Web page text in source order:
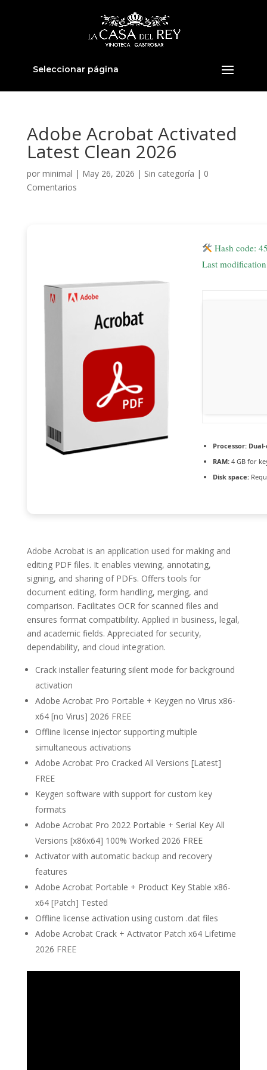
Seleccionar página
Adobe Acrobat Activated
Latest Clean 2026
por minimal | May 26, 2026 | Sin categoría | 0
Comentarios
Hash code:
Last
Processor:Dual-
RAM:4 GB for
Disk space:
Adobe Acrobat is an application used for making and
editing PDF files. It enables viewing, annotating,
signing, and sharing of PDFs. Offers tools for
document editing, form handling, merging, and
comparison. Facilitates OCR for scanned files and
ensures format compatibility. Applied in business, legal,
and academic fields. Appreciated for security,
dependability, and cloud integration.
Crack installer featuring silent mode for background
activation
Adobe Acrobat Pro Portable + Keygen no Virus x86-
x64 [no Virus] 2026 FREE
Offline license injector supporting multiple
simultaneous activations
Adobe Acrobat Pro Cracked All Versions [Latest]
FREE
Keygen software with support for custom key
formats
Adobe Acrobat Pro 2022 Portable + Serial Key All
Versions [x86x64] 100% Worked 2026 FREE
Activator with automatic backup and recovery
features
Adobe Acrobat Portable + Product Key Stable x86-
x64 [Patch] Tested
Offline license activation using custom .dat files
Adobe Acrobat Crack + Activator Patch x64 Lifetime
2026 FREE